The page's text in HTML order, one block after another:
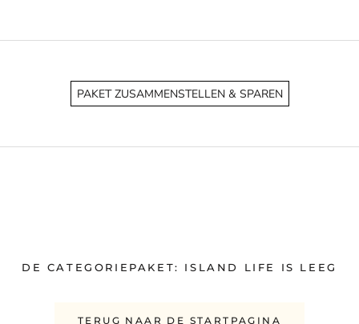
PAKET ZUSAMMENSTELLEN & SPAREN
DE CATEGORIEPAKET: ISLAND LIFE IS LEEG
TERUG NAAR DE STARTPAGINA